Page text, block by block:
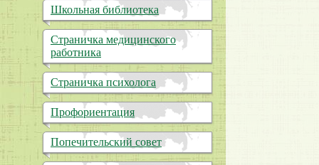
Международное
сотрудничество
Организация питания в
образовательной организации
Образовательные стандарты и
требования
Школьная библиотека
Страничка медицинского
работника
Страничка психолога
Профориентация
Попечительский совет